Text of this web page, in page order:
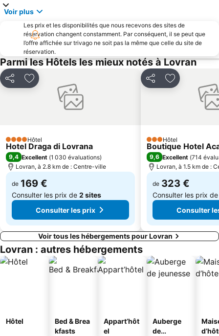
Voir plus
Les prix et les disponibilités que nous recevons des sites de
réservation changent constamment. Par conséquent, il se peut que
l’offre affichée sur trivago ne soit pas la même que celle du site de
réservation.
Parmi les Hôtels les mieux notés à Lovran
PartagerAjouter à mes favoris
4 ÉtoilesHôtel
Hotel Draga di Lovrana
9,4 Excellent (1 030 évaluations)
Lovran, à 2.8 km de : Centre-ville
de 169 €
Consulter les prix de 2 sites
Consulter les prix
PartagerAjouter à
3 Étoiles
Hôtel
Boutique Hotel
9,6 Excellent (714
Lovran, à 1.5 km de :
de 323 €
Consulter les prix
Consulter
Voir tous les hébergements pour Lovran
Lovran : autres hébergements
Hôtel
Bed & Brea
kfasts
Appart’hôt
el
Auberge
de